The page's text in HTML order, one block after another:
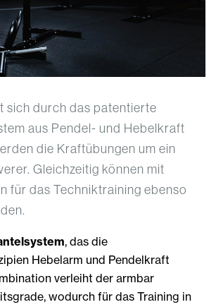
sich durch das patentierte
aus Pendel- und Hebelkraft
die Kraftübungen um ein
Gleichzeitig können mit
für das Techniktraining ebenso
, das die
Hebelarm und Pendelkraft
verleiht der armbar
wodurch für das Training in